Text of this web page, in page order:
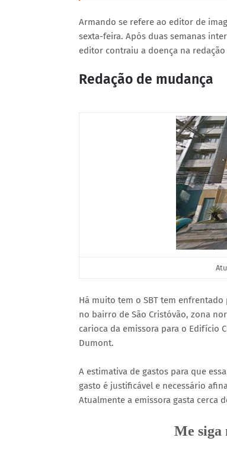
Armando se refere ao editor de
sexta-feira. Após duas semanas
editor contraiu a doença na redação
Redação de mudança
Há muito tem o SBT tem
no bairro de São Cristóvão, zona
carioca da emissora para o Edifício
Dumont.
A estimativa de gastos para que
gasto é justificável e necessário
Atualmente a emissora gasta cerca
Me siga